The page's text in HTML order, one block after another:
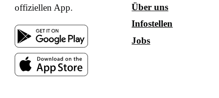
offiziellen App.
Über uns
Infostellen
Jobs